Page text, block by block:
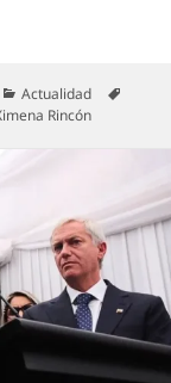
apoyo de
Categorías
Actualidad
Rincón